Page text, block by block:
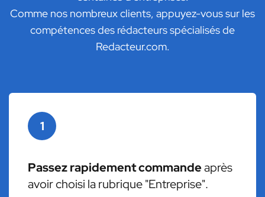
Comme nos nombreux clients, appuyez-vous sur les
compétences des rédacteurs spécialisés de
Redacteur.com.
1
Passez rapidement commandeaprès
avoir choisi la rubrique "Entreprise".